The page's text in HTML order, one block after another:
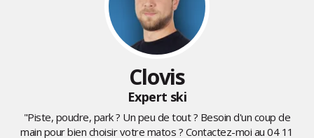
Clovis
Expert ski
"Piste, poudre, park ? Un peu de tout ? Besoin d'un coup de
main pour bien choisir votre matos ? Contactez-moi au04 11